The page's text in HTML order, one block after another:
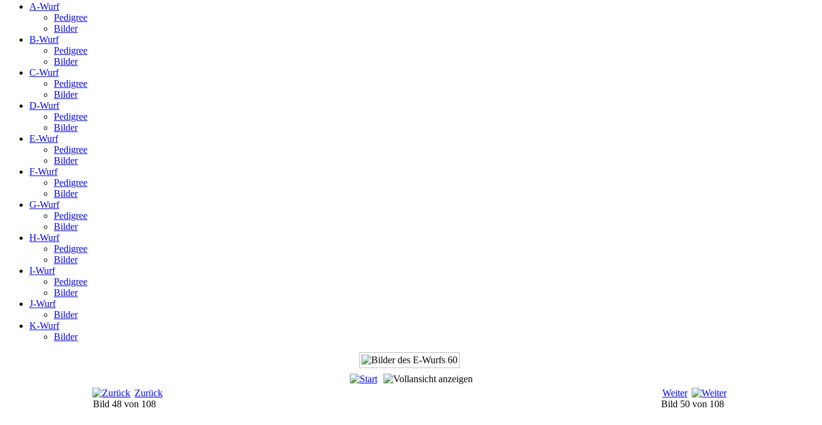
A-Wurf
Pedigree
Bilder
B-Wurf
Pedigree
Bilder
C-Wurf
Pedigree
Bilder
D-Wurf
Pedigree
Bilder
E-Wurf
Pedigree
Bilder
F-Wurf
Pedigree
Bilder
G-Wurf
Pedigree
Bilder
H-Wurf
Pedigree
Bilder
I-Wurf
Pedigree
Bilder
J-Wurf
Bilder
K-Wurf
Bilder
Zurück
Bild 48 von 108
Weiter
Bild 50 von 108